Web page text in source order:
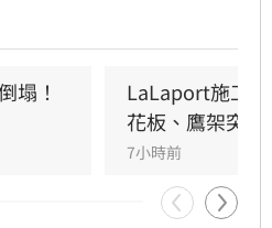
，其餘區域則維持正常運
極介入調查，以確保商場
塌！
LaLaport施工
花板、鷹架突掉
7小時前